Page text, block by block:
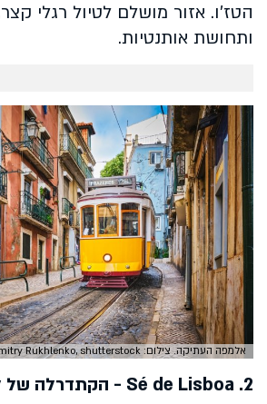
הטז’ו. אזור מושלם לטיול רגלי
ותחושת אותנטיות.
אלמפה העתיקה. צילום: Dmitry Rukhlenko, shutterstock
2.
Sé de Lisboa - הקתדרלה של